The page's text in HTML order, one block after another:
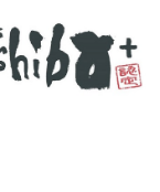
は個別に送付させ
い合わせセンター
によってご希望通
じめご了承くださ